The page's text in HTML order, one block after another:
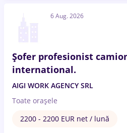
6 Aug. 2026
Șofer profesionist
international.
AIGI WORK AGENCY SRL
Toate oraşele
2200 - 2200 EUR net / lună